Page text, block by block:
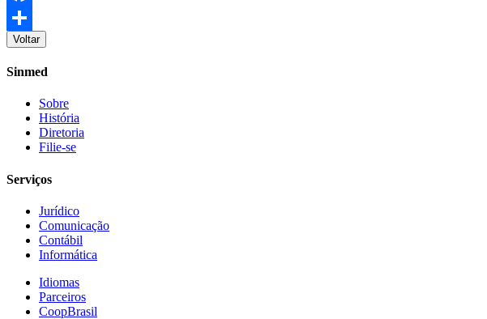
Facebook
Share
Voltar
Sinmed
Sobre
História
Diretoria
Filie-se
Serviços
Jurídico
Comunicação
Contábil
Informática
Idiomas
Parceiros
CoopBrasil